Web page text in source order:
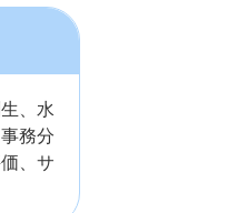
、水
務分
、サ